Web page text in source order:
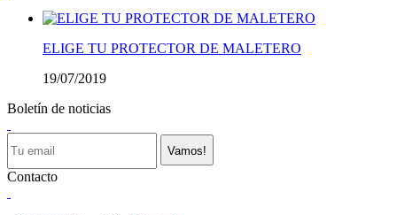
ELIGE TU PROTECTOR DE MALETERO
19/07/2019
Boletín de noticias
Vamos!
Contacto